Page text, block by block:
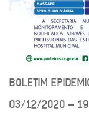
BOLETIM
03/12/2020 –